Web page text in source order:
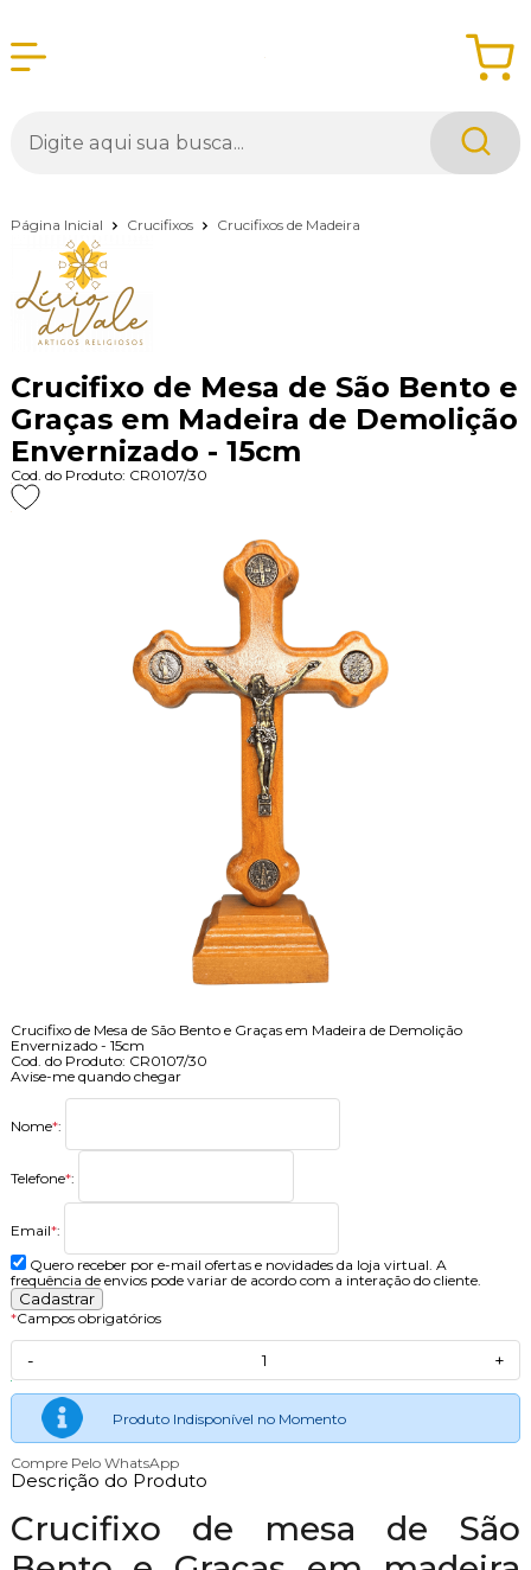
Página Inicial Crucifixos Crucifixos de Madeira
Crucifixo de Mesa de São Bento e
Graças em Madeira de Demolição
Envernizado - 15cm
Cod. do Produto: CR0107/30
Crucifixo de Mesa de São Bento e Graças em Madeira de Demolição
Envernizado - 15cm
Cod. do Produto: CR0107/30
Avise-me quando chegar
Nome*:
Telefone*:
Email*:
Quero receber por e-mail ofertas e novidades da loja virtual. A
frequência de envios pode variar de acordo com a interação do cliente.
*Campos obrigatórios
- +
Produto Indisponível no Momento
Compre Pelo WhatsApp
Descrição do Produto
Crucifixo de mesa de São